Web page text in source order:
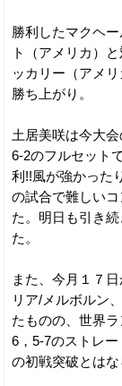
勝利したマクヘ
ト（アメリカ）
ッカリー（アメ
勝ち上がり。
土居美咲は今大
6-2のフルセット
利!!風が強かった
の試合で難しい
た。明日も引き
た。
また、今月１７
リア/メルボルン
たものの、世界
6，5-7のストレ
の初戦突破とはな